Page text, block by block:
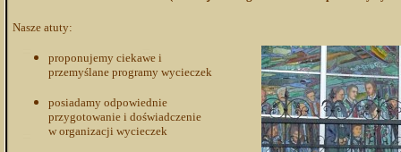
Nasze atuty:
proponujemy ciekawe i
przemyślane programy wycieczek
posiadamy odpowiednie
przygotowanie i doświadczenie
w organizacji wycieczek